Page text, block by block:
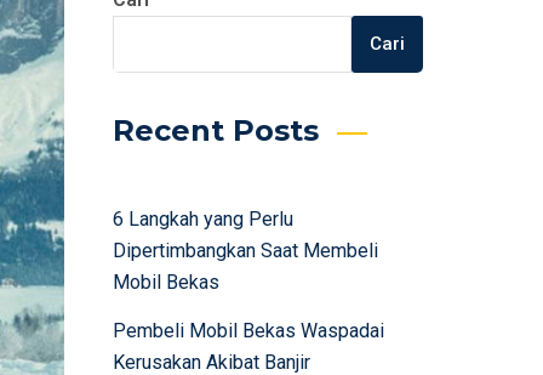
Cari
Recent Posts
6 Langkah yang Perlu
Dipertimbangkan Saat Membeli
Mobil Bekas
Pembeli Mobil Bekas Waspadai
Kerusakan Akibat Banjir